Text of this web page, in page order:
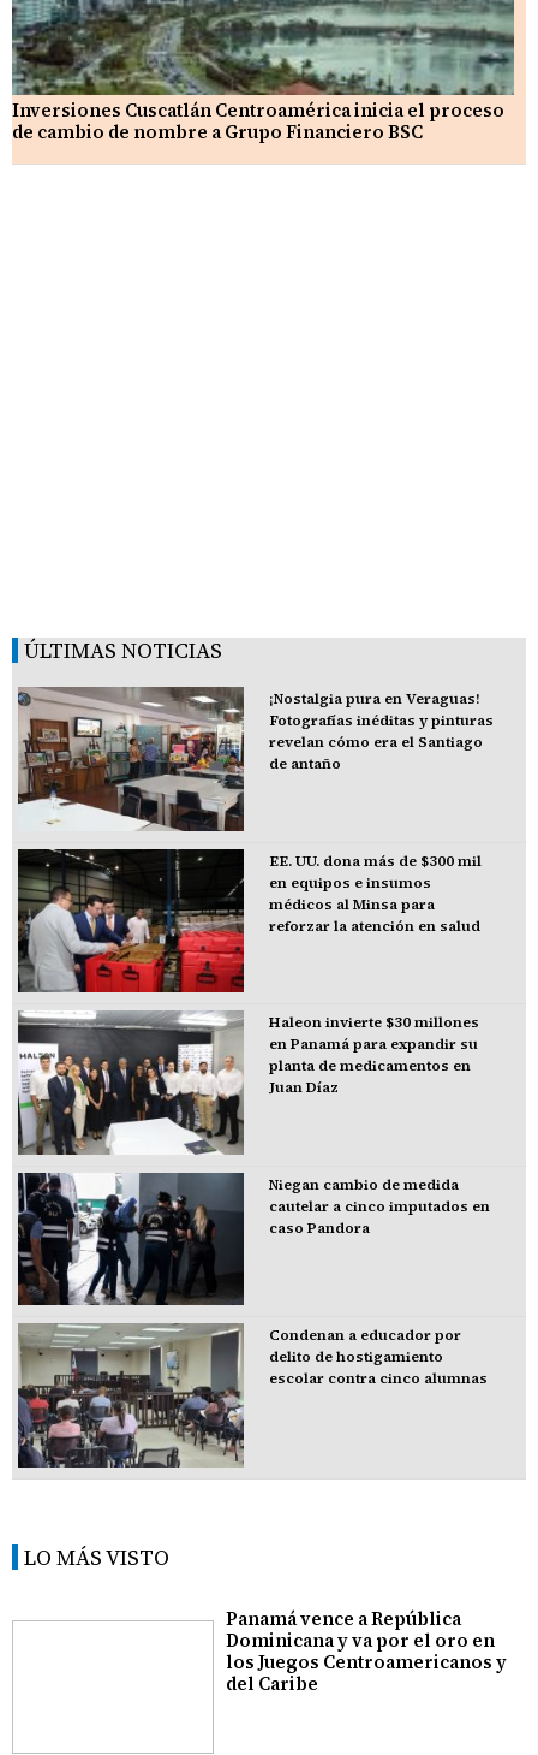
Inversiones Cuscatlán Centroamérica inicia el proceso
de cambio de nombre a Grupo Financiero BSC
ÚLTIMAS NOTICIAS
¡Nostalgia pura en Veraguas!
Fotografías inéditas y pinturas
revelan cómo era el Santiago
de antaño
EE. UU. dona más de $300 mil
en equipos e insumos
médicos al Minsa para
reforzar la atención en salud
Haleon invierte $30 millones
en Panamá para expandir su
planta de medicamentos en
Juan Díaz
Niegan cambio de medida
cautelar a cinco imputados en
caso Pandora
Condenan a educador por
delito de hostigamiento
escolar contra cinco alumnas
LO MÁS VISTO
Panamá vence a República
Dominicana y va por el oro en
los Juegos Centroamericanos y
del Caribe